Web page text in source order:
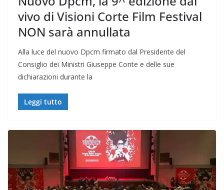
vivo di Visioni Corte Film Festival
NON sarà annullata
Alla luce del nuovo Dpcm firmato dal Presidente del
Consiglio dei Ministri Giuseppe Conte e delle sue
dichiarazioni durante la
Leggi tutto